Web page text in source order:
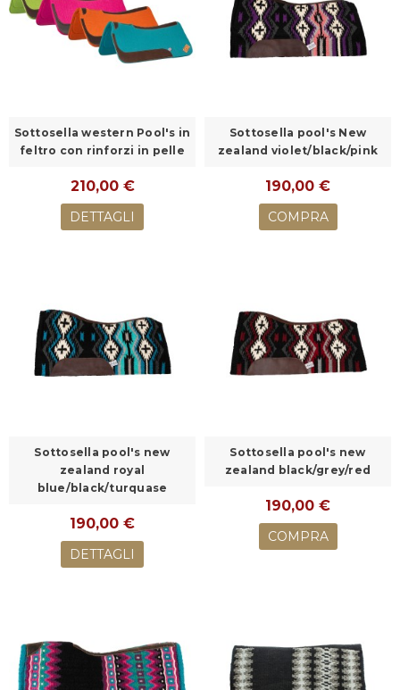
Sottosella western Pool's in
feltro con rinforzi in pelle
210,00 €
DETTAGLI
Sottosella pool's New
zealand violet/black/pink
190,00 €
COMPRA
Sottosella pool's new
zealand royal
blue/black/turquase
190,00 €
DETTAGLI
Sottosella pool's new
zealand black/grey/red
190,00 €
COMPRA